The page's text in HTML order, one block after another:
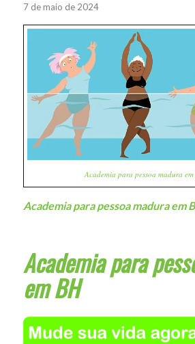
7 de maio de 2024
Academia para pessoa madura
Academia para pessoa madura em
Academia para
em BH